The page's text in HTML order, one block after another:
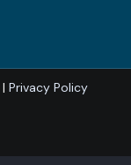
|Privacy Policy